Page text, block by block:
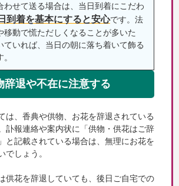
わせて送る場合は、当日到着にこだわ
到着を基本にすると安心です。法
移動で慌ただしくなることが多いた
ていれば、当日の朝に落ち着いて飾る
辞退や不在に注意する
は、香典や供物、お花を辞退されている
訃報連絡や案内状に「供物・供花はご辞
と記載されている場合は、無理にお花を
でしょう。
供花を辞退していても、後日ご自宅での